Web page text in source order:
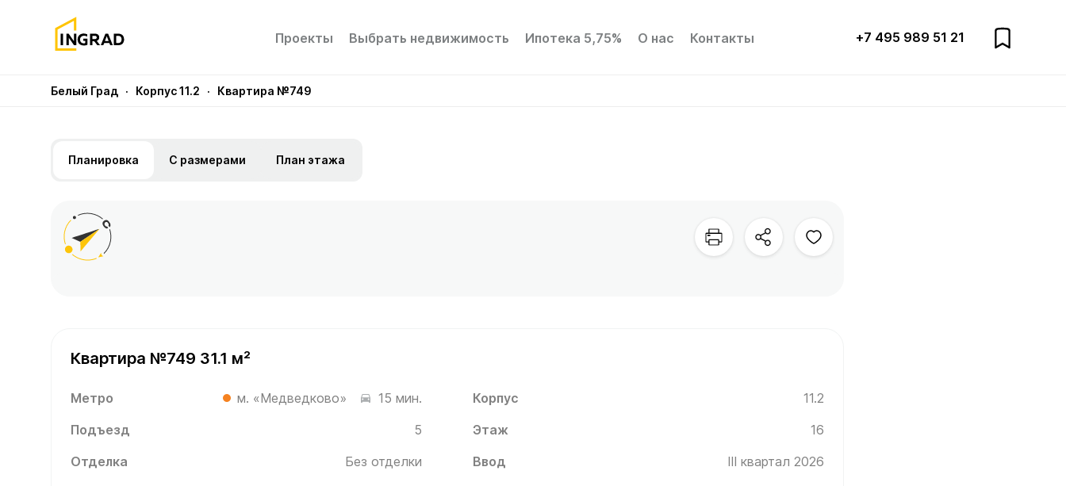
Проекты Выбрать недвижимость Ипотека 5,75% О нас Контакты +7 495 989 51 21
Белый Град · Корпус 11.2 · Квартира №749
Планировка С размерами План этажа
Квартира №749 31.1 м²
Метро м. «Медведково» 15 мин. Корпус 11.2
Подъезд 5 Этаж
16
Отделка
Без отделки Ввод III квартал 2026